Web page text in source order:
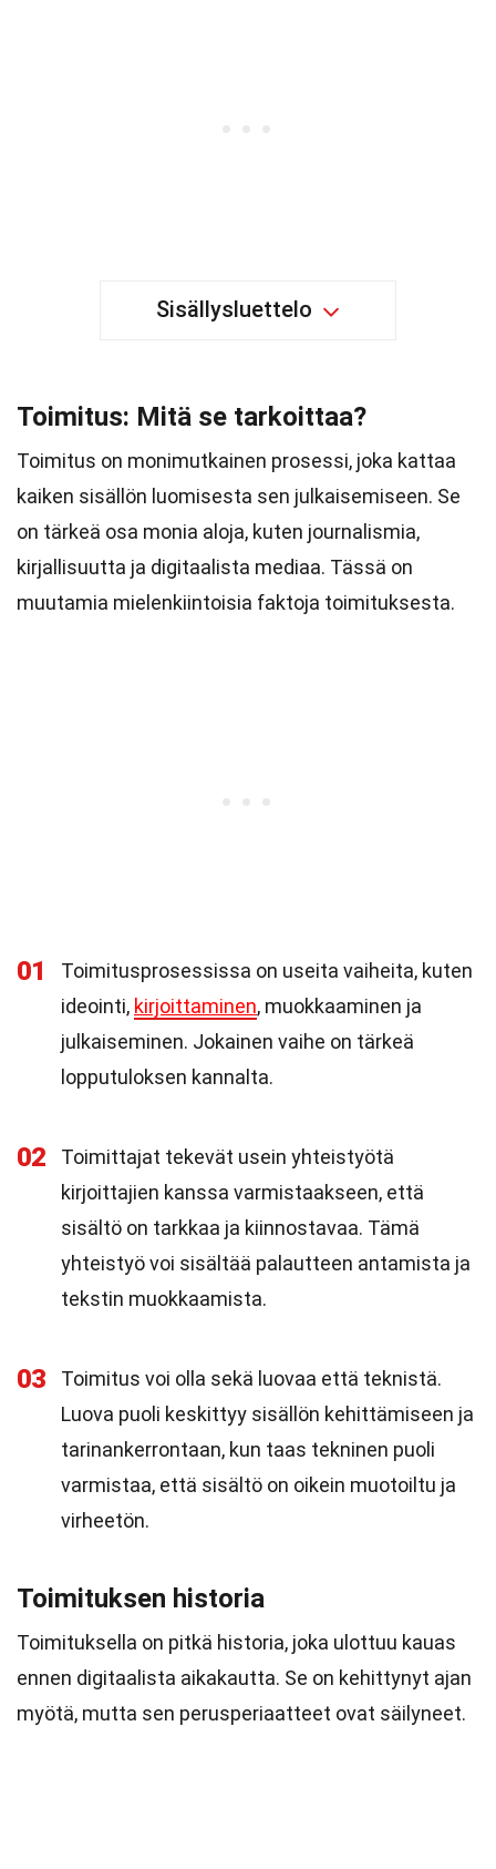
Sisällysluettelo
Toimitus: Mitä se tarkoittaa?
Toimitus on monimutkainen prosessi, joka kattaa
kaiken sisällön luomisesta sen julkaisemiseen. Se
on tärkeä osa monia aloja, kuten journalismia,
kirjallisuutta ja digitaalista mediaa. Tässä on
muutamia mielenkiintoisia faktoja toimituksesta.
01
Toimitusprosessissa on useita vaiheita, kuten
ideointi, kirjoittaminen, muokkaaminen ja
julkaiseminen. Jokainen vaihe on tärkeä
lopputuloksen kannalta.
02
Toimittajat tekevät usein yhteistyötä
kirjoittajien kanssa varmistaakseen, että
sisältö on tarkkaa ja kiinnostavaa. Tämä
yhteistyö voi sisältää palautteen antamista ja
tekstin muokkaamista.
03
Toimitus voi olla sekä luovaa että teknistä.
Luova puoli keskittyy sisällön kehittämiseen ja
tarinankerrontaan, kun taas tekninen puoli
varmistaa, että sisältö on oikein muotoiltu ja
virheetön.
Toimituksen historia
Toimituksella on pitkä historia, joka ulottuu kauas
ennen digitaalista aikakautta. Se on kehittynyt ajan
myötä, mutta sen perusperiaatteet ovat säilyneet.